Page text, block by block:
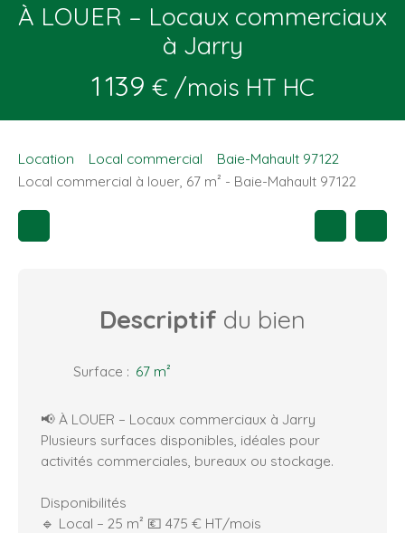
À LOUER – Locaux commerciaux
à Jarry
1 139 € /mois HT HC
Location Local commercial
Baie-Mahault 97122
Local commercial à louer, 67 m² - Baie-Mahault 97122
Descriptif du bien
Surface : 67 m²
📢 À LOUER – Locaux commerciaux à Jarry
Plusieurs surfaces disponibles, idéales pour
activités commerciales, bureaux ou stockage.
Disponibilités
🔹 Local – 25 m² 💶 475 € HT/mois